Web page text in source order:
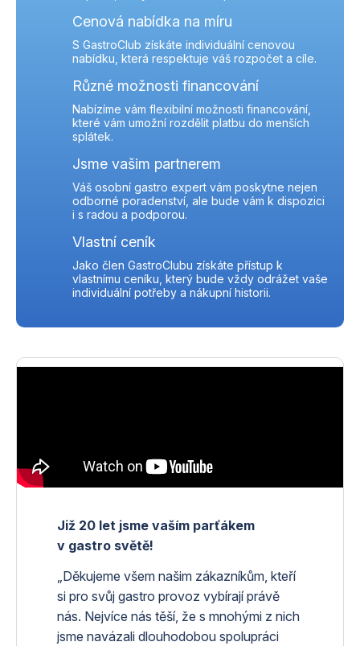
Již 20 let jsme vaším parťákem
v gastro světě!
„Děkujeme všem našim zákazníkům, kteří
si pro svůj gastro provoz vybírají právě
nás. Nejvíce nás těší, že s mnohými z nich
jsme navázali dlouhodobou spolupráci
Cenová nabídka na míru
S GastroClub získáte individuální cenovou
nabídku, která respektuje váš rozpočet a cíle.
Různé možnosti financování
Nabízíme vám flexibilní možnosti financování,
které vám umožní rozdělit platbu do menších
splátek.
Jsme vašim partnerem
Váš osobní gastro expert vám poskytne nejen
odborné poradenství, ale bude vám k dispozici
i s radou a podporou.
Vlastní ceník
Jako člen GastroClubu získáte přístup k
vlastnímu ceníku, který bude vždy odrážet vaše
individuální potřeby a nákupní historii.